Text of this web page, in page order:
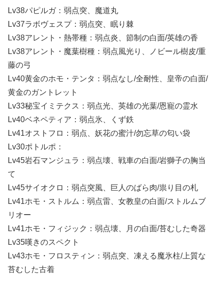
Lv38パピルガ：弱点突、魔道丸
Lv37ラボヴェスプ：弱点突、眠り棘
Lv38アレント・熱帯種：弱点炎、節制の白面/英雄の香
Lv38アレント・魔葉樹種：弱点風光り、ノビール樹皮/重
藤の弓
Lv40黄金のホモ・テンタ：弱点なし/全耐性、皇帝の白面/
黄金のガントレット
Lv33秘宝イミテクス：弱点光、英雄の光葉/恩寵の霊水
Lv40ベネペティア：弱点氷、くず鉄
Lv41オストフロ：弱点、妖花の蜜汁/勿忘草の匂い袋
Lv30ポトルポ：
Lv45岩石マンジュラ：弱点壊、戦車の白面/岩獅子の胸当
て
Lv45サイオクロ：弱点突風、巨人のばら肉/祟り目の札
Lv41ホモ・ストルム：弱点雷、女教皇の白面/ストルムブ
リオー
Lv41ホモ・フィジック：弱点壊、月の白面/苔むした奇器
Lv35嘆きのスペクト
Lv43ホモ・フロスティン：弱点突、凍える魔氷柱/上質な
苔むした古着